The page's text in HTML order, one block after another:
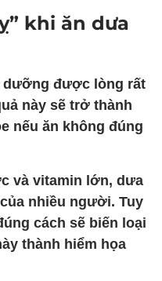
khi ăn dưa
dưỡng được lòng rất
này sẽ trở thành
nếu ăn không đúng
và vitamin lớn, dưa
nhiều người. Tuy
cách sẽ biến loại
thành hiểm họa